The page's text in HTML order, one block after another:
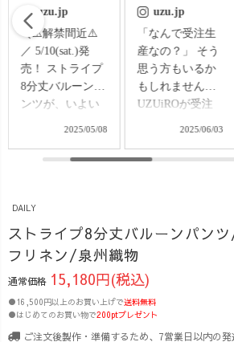
uzu.jp
「なんで受注生
産なの？」 そう
思う方もいるか
もしれません。
UZUiROが受注
すぎない”ため。
を、無駄にしな
い”ためです。
服は、 地域の職
人さんたちの努
力、想い、そし
てスタッフの服
作りへの情熱と
2025/06/03
uzuiro.oreo
🎬写真撮影NGシ
ーン集🎬 「商品
の良さ、ちゃん
と伝えたい！」
そう思って、自
連写の中には、
っかくだから、
ます♡笑ってや
って〜😂 着
用しているの
は、今季リニュ
ーアルした バル
2025/06/14
DAILY
ストライプ8分丈バルーンパン
フリネン/泉州織物
通常価格 15,180円(税込)
●16,500円以上のお買い上げで送料無料
●はじめてのお買い物で200ptプレゼント
ご注文後製作・準備するため、7営業日以内の発